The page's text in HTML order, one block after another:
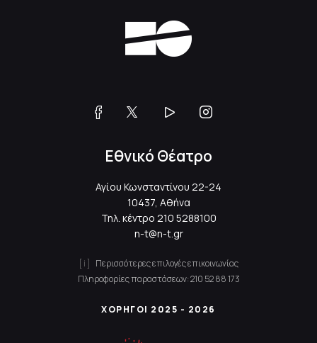
Εθνικό Θέατρο
Αγίου Κωνσταντίνου 22-24
10437, Αθήνα
Τηλ. κέντρο 210 5288100
n-t@n-t.gr
Περισσότερες επιλογές επικοινωνίας
Πληροφορίες παραστάσεων:210 52 88 173
ΧΟΡΗΓΟΙ 2025 - 2026